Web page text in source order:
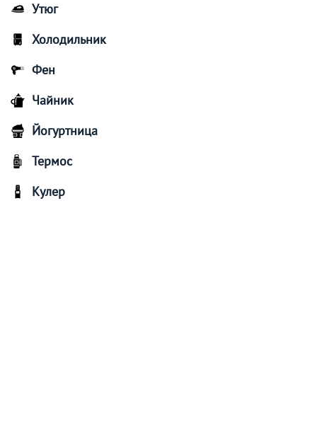
Утюг
Холодильник
Фен
Чайник
Йогуртница
Термос
Кулер